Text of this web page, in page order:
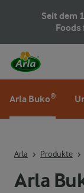
Seit dem
Arla Buko®
Arla Produkte
Arla